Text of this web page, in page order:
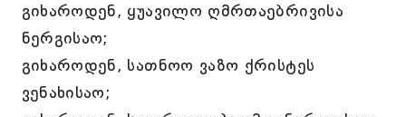
გიხაროდენ, ყუავილო ღმრთაებრივისა
ნერგისაო;
გიხაროდენ, სათნოო ვაზო ქრისტეს
ვენახისაო;